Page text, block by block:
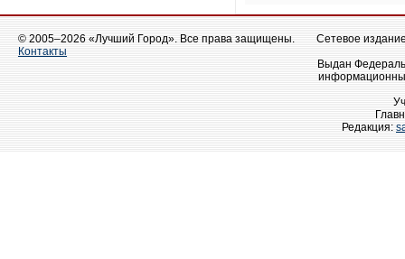
© 2005–2026 «Лучший Город». Все права защищены.
Контакты
Сетевое
Выдан
Редакция: